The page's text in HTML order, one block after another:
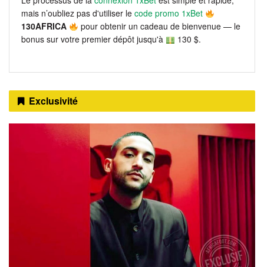
mais n’oubliez pas d'utiliser le code promo 1xBet
130AFRICA
pour obtenir un cadeau de bienvenue — le
bonus sur votre premier dépôt jusqu'à
130 $.
Exclusivité